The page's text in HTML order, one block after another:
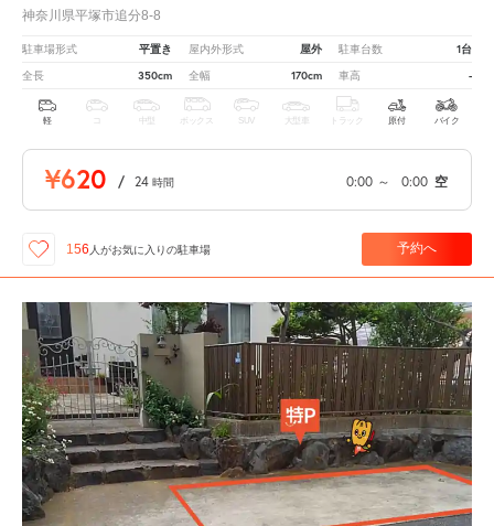
神奈川県平塚市追分8-8
駐車場形式 平置き 屋内外形式 屋外 駐車台数 1台
全長 350cm 全幅 170cm 車高 -
軽 中型 ボックス SUV 大型車 トラック 原付 バイク
¥620 / 24 時間 0:00 ～ 0:00 空
156 人がお気に入りの駐車場 予約へ